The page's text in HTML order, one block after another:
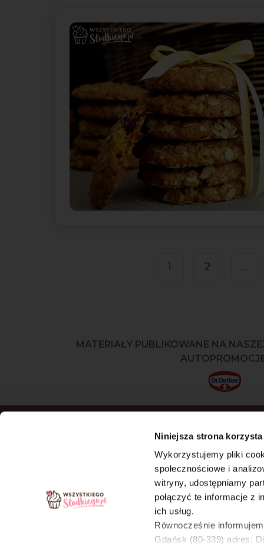
Niniejsza strona
Wykorzystujemy pliki
społecznościowe i
witryny, udostępniamy
połączyć te informacje z
ich usług.
Równocześnie
Gdańsk (80-339) adres:
1 2
MATERIAŁY PUBLIKOWANE NA
ZAPISZ SIĘ DO NEWSLETTERA I
NASZE NAJNOWSZE PRODUKTY
ZAPISZ SIĘ
Wszystkiegoslodkiego.pl © Wszelkie prawa